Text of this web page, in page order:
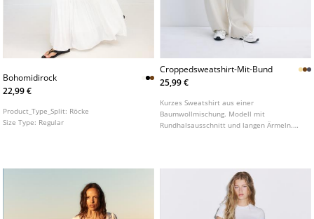
Bohomidirock
22,99 €
Product_Type_Split: Röcke
Size Type: Regular
Croppedsweatshirt-Mit-Bund
25,99 €
Kurzes Sweatshirt aus einer
Baumwollmischung. Modell mit
Rundhalsausschnitt und langen Ärmeln.